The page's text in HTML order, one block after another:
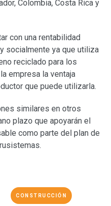
Colombia, Costa Rica y
con una rentabilidad
socialmente ya que utiliza
reciclado para los
empresa la ventaja
que puede utilizarla.
similares en otros
plazo que apoyarán el
como parte del plan de
CONSTRUCCIÓN